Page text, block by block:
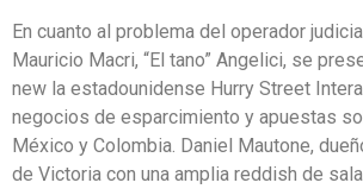
En cuanto al problema del operador
Mauricio Macri, “El tano” Angelici, se
new la estadounidense Hurry Street
negocios de esparcimiento y apuestas
México y Colombia. Daniel Mautone,
de Victoria con una amplia reddish de